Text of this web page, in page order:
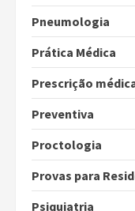
Pneumologia
Prática Médica
Prescrição
Preventiva
Proctologia
Provas para
Psiquiatria